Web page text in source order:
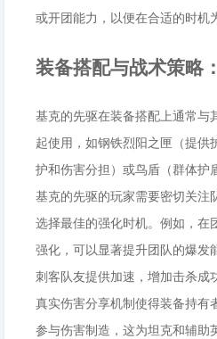
或开团能力，以便在合适的时机
装备搭配与战术策略
基克的先驱在装备搭配上通常与
起使用，如钢铁烈阳之匣（提供
护和伤害分担）或鸟盾（群体护
基克的先驱的玩家需要密切关注
选择最佳的强化时机。例如，在
强化，可以显著提升团队的爆发
刺客队友提供加速，增加击杀成
真实伤害分享机制使得装备持有
参与伤害制造，这为坦克和辅助